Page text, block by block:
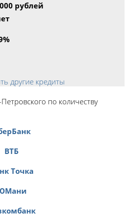
рублей
другие кредиты
по количеству
ВТБ
Точка